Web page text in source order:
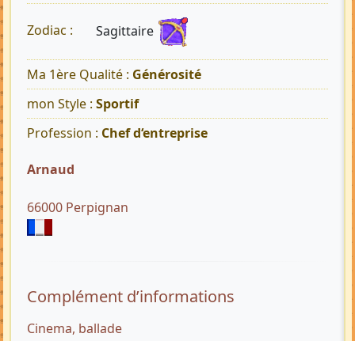
Zodiac : Sagittaire
Ma 1ère Qualité : Générosité
mon Style : Sportif
Profession : Chef d‘entreprise
Arnaud
66000 Perpignan
Complément d’informations
Cinema, ballade